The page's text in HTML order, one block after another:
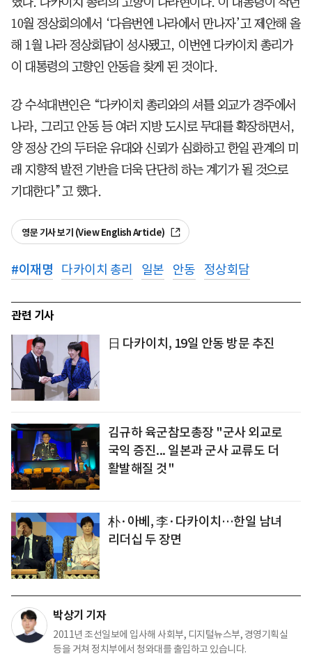
10월 정상회의에서 ‘다음번엔 나라에서 만나자’고 제안해 올
해 1월 나라 정상회담이 성사됐고, 이번엔 다카이치 총리가
이 대통령의 고향인 안동을 찾게 된 것이다.
강 수석대변인은 “다카이치 총리와의 셔틀 외교가 경주에서
나라, 그리고 안동 등 여러 지방 도시로 무대를 확장하면서,
양 정상 간의 두터운 유대와 신뢰가 심화하고 한일 관계의 미
래 지향적 발전 기반을 더욱 단단히 하는 계기가 될 것으로
기대한다”고 했다.
영문 기사 보기 (View English Article)
#이재명 다카이치 총리 일본 안동 정상회담
관련 기사
日 다카이치, 19일 안동 방문 추진
김규하 육군참모총장 "군사 외교로
국익 증진... 일본과 군사 교류도 더
활발해질 것"
朴·아베, 李·다카이치…한일 남녀
리더십 두 장면
박상기 기자
2011년 조선일보에 입사해 사회부, 디지털뉴스부, 경영기획실
등을 거쳐 정치부에서 청와대를 출입하고 있습니다.